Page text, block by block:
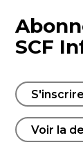
SCF
S'inscrire
Voir la